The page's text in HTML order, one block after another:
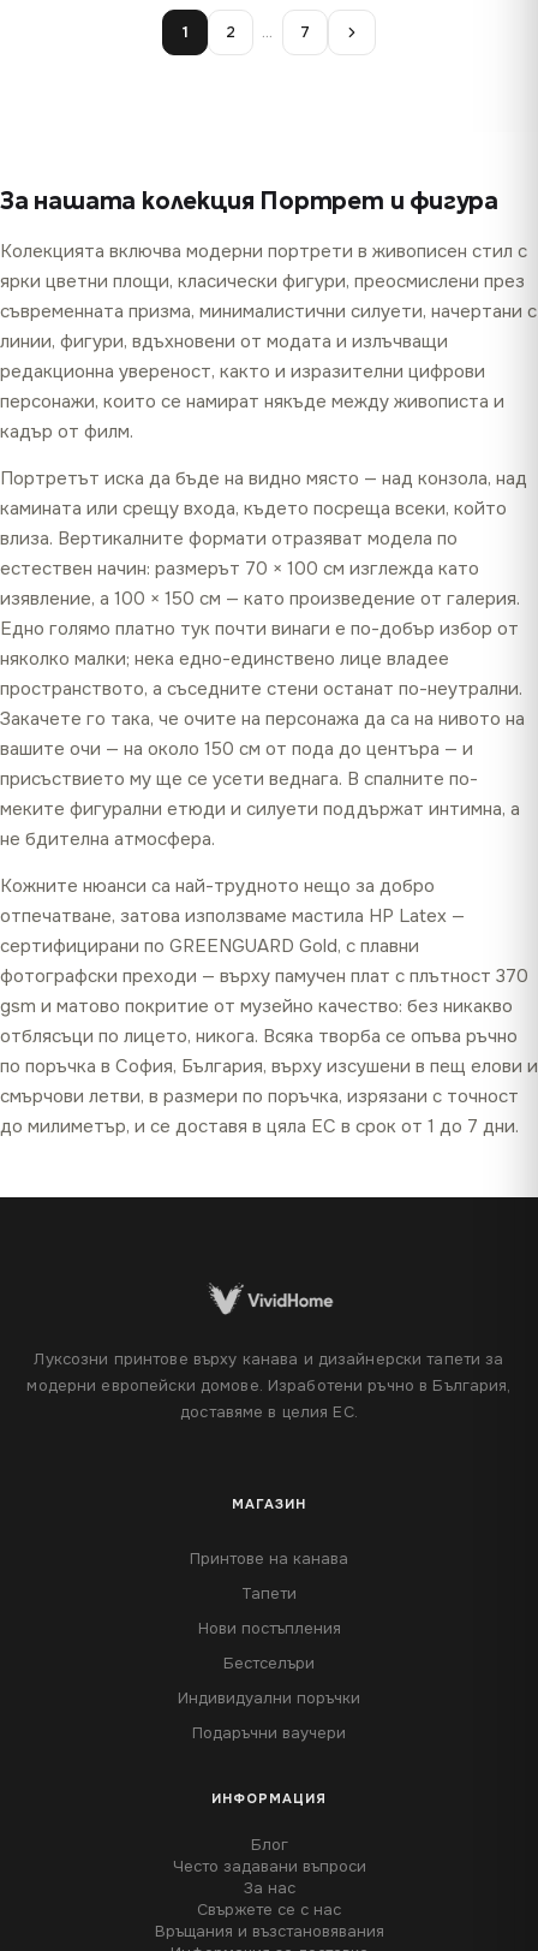
1 2 … 7
За нашата колекция Портрет и фигура
Колекцията включва модерни портрети в живописен стил с
ярки цветни площи, класически фигури, преосмислени през
съвременната призма, минималистични силуети, начертани с
линии, фигури, вдъхновени от модата и излъчващи
редакционна увереност, както и изразителни цифрови
персонажи, които се намират някъде между живописта и
кадър от филм.
Портретът иска да бъде на видно място — над конзола, над
камината или срещу входа, където посреща всеки, който
влиза. Вертикалните формати отразяват модела по
естествен начин: размерът 70 × 100 см изглежда като
изявление, а 100 × 150 см — като произведение от галерия.
Едно голямо платно тук почти винаги е по-добър избор от
няколко малки; нека едно-единствено лице владее
пространството, а съседните стени останат по-неутрални.
Закачете го така, че очите на персонажа да са на нивото на
вашите очи — на около 150 см от пода до центъра — и
присъствието му ще се усети веднага. В спалните по-
меките фигурални етюди и силуети поддържат интимна, а
не бдителна атмосфера.
Кожните нюанси са най-трудното нещо за добро
отпечатване, затова използваме мастила HP Latex —
сертифицирани по GREENGUARD Gold, с плавни
фотографски преходи — върху памучен плат с плътност 370
gsm и матово покритие от музейно качество: без никакво
отблясъци по лицето, никога. Всяка творба се опъва ръчно
по поръчка в София, България, върху изсушени в пещ елови и
смърчови летви, в размери по поръчка, изрязани с точност
до милиметър, и се доставя в цяла ЕС в срок от 1 до 7 дни.
Луксозни принтове върху канава и дизайнерски тапети за
модерни европейски домове. Изработени ръчно в България,
доставяме в целия ЕС.
МАГАЗИН
Принтове на канава
Тапети
Нови постъпления
Бестселъри
Индивидуални поръчки
Подаръчни ваучери
ИНФОРМАЦИЯ
Блог
Често задавани въпроси
За нас
Свържете се с нас
Връщания и възстановявания